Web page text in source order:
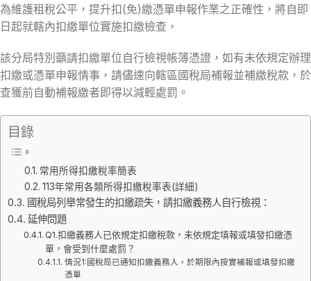
為維護租稅公平，提升扣(免)繳憑單申報作業之正確性，將自即
日起就轄內扣繳單位實施扣繳檢查，
該分局特別籲請扣繳單位自行檢視帳簿憑證，如有未依規定辦理
扣繳或憑單申報情事，請儘速向轄區國稅局補報並補繳稅款，於
查獲前自動補報繳者即得以減輕處罰。
目錄
常用所得扣繳稅率簡表
113年常用各類所得扣繳稅率表(詳細)
國稅局列舉常發生的扣繳疏失，請扣繳義務人自行檢視：
延伸問題
Q1.扣繳義務人已依規定扣繳稅款，未依規定填報或填發扣繳憑
單，會受到什麼處罰？
情況1:國稅局已通知扣繳義務人，於期限內按實補報或填發扣繳
憑單